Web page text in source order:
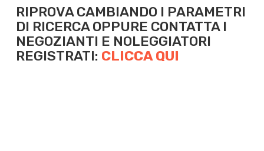
RIPROVA CAMBIANDO I PARAMETRI
DI RICERCA OPPURE CONTATTA I
NEGOZIANTI E NOLEGGIATORI
REGISTRATI: CLICCA QUI